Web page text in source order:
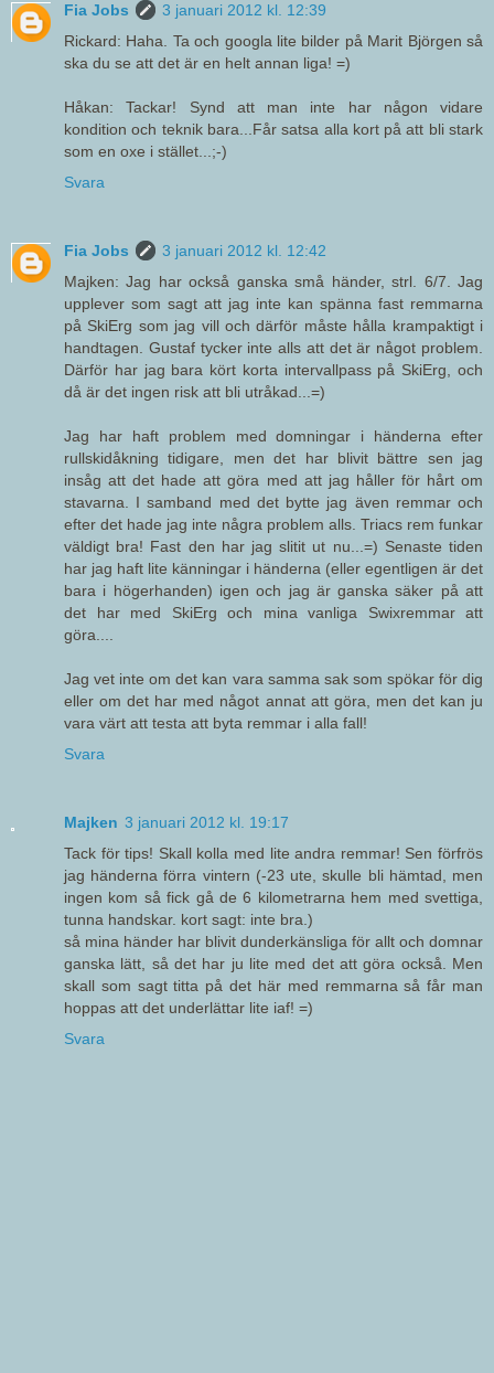
Fia Jobs
3 januari 2012 kl. 12:39
Rickard: Haha. Ta och googla lite bilder på Marit Björgen så
ska du se att det är en helt annan liga! =)
Håkan: Tackar! Synd att man inte har någon vidare
kondition och teknik bara...Får satsa alla kort på att bli stark
som en oxe i stället...;-)
Svara
Fia Jobs
3 januari 2012 kl. 12:42
Majken: Jag har också ganska små händer, strl. 6/7. Jag
upplever som sagt att jag inte kan spänna fast remmarna
på SkiErg som jag vill och därför måste hålla krampaktigt i
handtagen. Gustaf tycker inte alls att det är något problem.
Därför har jag bara kört korta intervallpass på SkiErg, och
då är det ingen risk att bli utråkad...=)
Jag har haft problem med domningar i händerna efter
rullskidåkning tidigare, men det har blivit bättre sen jag
insåg att det hade att göra med att jag håller för hårt om
stavarna. I samband med det bytte jag även remmar och
efter det hade jag inte några problem alls. Triacs rem funkar
väldigt bra! Fast den har jag slitit ut nu...=) Senaste tiden
har jag haft lite känningar i händerna (eller egentligen är det
bara i högerhanden) igen och jag är ganska säker på att
det har med SkiErg och mina vanliga Swixremmar att
göra....
Jag vet inte om det kan vara samma sak som spökar för dig
eller om det har med något annat att göra, men det kan ju
vara värt att testa att byta remmar i alla fall!
Svara
Majken 3 januari 2012 kl. 19:17
Tack för tips! Skall kolla med lite andra remmar! Sen förfrös
jag händerna förra vintern (-23 ute, skulle bli hämtad, men
ingen kom så fick gå de 6 kilometrarna hem med svettiga,
tunna handskar. kort sagt: inte bra.)
så mina händer har blivit dunderkänsliga för allt och domnar
ganska lätt, så det har ju lite med det att göra också. Men
skall som sagt titta på det här med remmarna så får man
hoppas att det underlättar lite iaf! =)
Svara